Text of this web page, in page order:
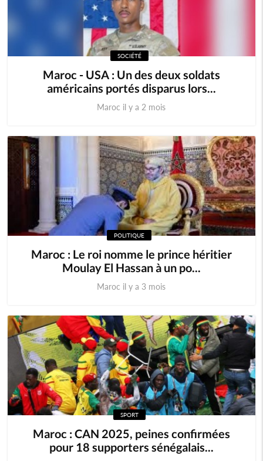
SOCIÉTÉ
Maroc - USA : Un des deux soldats
américains portés disparus lors...
Maroc il y a 2 mois
POLITIQUE
Maroc : Le roi nomme le prince héritier
Moulay El Hassan à un po...
Maroc il y a 3 mois
SPORT
Maroc : CAN 2025, peines confirmées
pour 18 supporters sénégalais...